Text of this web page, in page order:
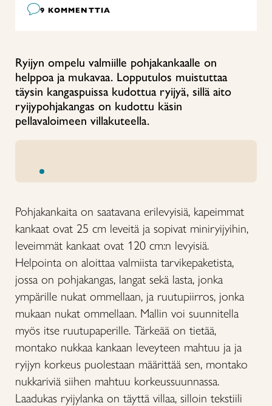
9 KOMMENTTIA
Ryijyn ompelu valmiille pohjakankaalle on
helppoa ja mukavaa. Lopputulos muistuttaa
täysin kangaspuissa kudottua ryijyä, sillä aito
ryijypohjakangas on kudottu käsin
pellavaloimeen villakuteella.
Pohjakankaita on saatavana erilevyisiä, kapeimmat
kankaat ovat 25 cm leveitä ja sopivat miniryijyihin,
leveimmät kankaat ovat 120 cm:n levyisiä.
Helpointa on aloittaa valmiista tarvikepaketista,
jossa on pohjakangas, langat sekä lasta, jonka
ympärille nukat ommellaan, ja ruutupiirros, jonka
mukaan nukat ommellaan. Mallin voi suunnitella
myös itse ruutupaperille. Tärkeää on tietää,
montako nukkaa kankaan leveyteen mahtuu ja ja
ryijyn korkeus puolestaan määrittää sen, montako
nukkariviä siihen mahtuu korkeussuunnassa.
Laadukas ryijylanka on täyttä villaa, silloin tekstiili